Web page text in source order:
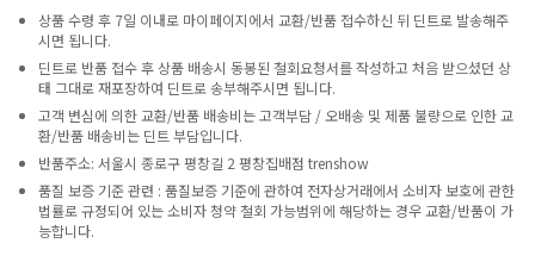
상품 수령 후 7일 이내로 마이페이지에서 교환/반품 접수하신 뒤 딘트로 발송해주
시면 됩니다.
딘트로 반품 접수 후 상품 배송시 동봉된 철회요청서를 작성하고 처음 받으셨던 상
태 그대로 재포장하여 딘트로 송부해주시면 됩니다.
고객 변심에 의한 교환/반품 배송비는 고객부담 / 오배송 및 제품 불량으로 인한 교
환/반품 배송비는 딘트 부담입니다.
반품주소: 서울시 종로구 평창길 2 평창집배점 trenshow
품질 보증 기준 관련 : 품질보증 기준에 관하여 전자상거래에서 소비자 보호에 관한
법률로 규정되어 있는 소비자 청약 철회 가능범위에 해당하는 경우 교환/반품이 가
능합니다.